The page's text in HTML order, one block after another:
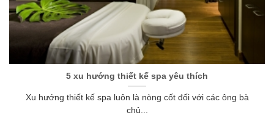
5 xu hướng thiết kế spa yêu thích
Xu hướng thiết kế spa luôn là nòng cốt đối với các ông bà
chủ...